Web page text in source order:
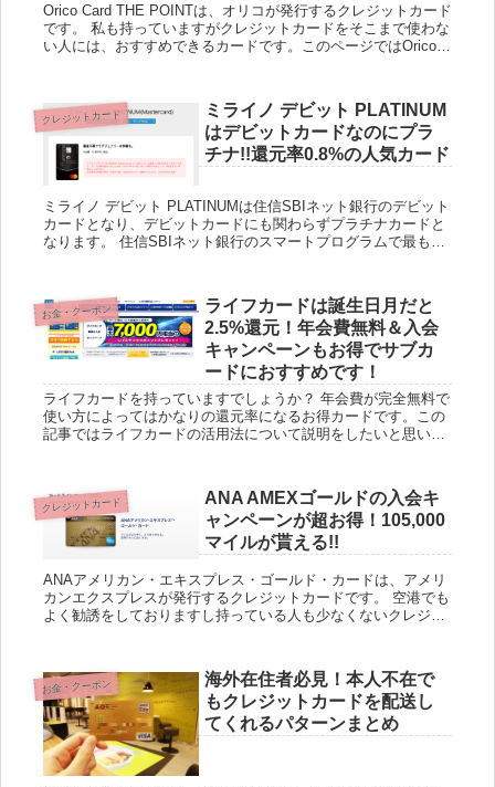
Orico Card THE POINTは、オリコが発行するクレジットカード
です。 私も持っていますがクレジットカードをそこまで使わな
い人には、おすすめできるカードです。このページではOrico
クレジットカード
ミライノ デビット PLATINUM
はデビットカードなのにプラ
チナ!!還元率0.8%の人気カード
ミライノ デビット PLATINUMは住信SBIネット銀行のデビット
カードとなり、デビットカードにも関わらずプラチナカードと
なります。 住信SBIネット銀行のスマートプログラムで最も簡
お金・クーポン
ライフカードは誕生日月だと
2.5%還元！年会費無料＆入会
キャンペーンもお得でサブカ
ードにおすすめです！
ライフカードを持っていますでしょうか？ 年会費が完全無料で
使い方によってはかなりの還元率になるお得カードです。この
記事ではライフカードの活用法について説明をしたいと思いま
クレジットカード
ANA AMEXゴールドの入会キ
ャンペーンが超お得！105,000
マイルが貰える!!
ANAアメリカン・エキスプレス・ゴールド・カードは、アメリ
カンエクスプレスが発行するクレジットカードです。 空港でも
よく勧誘をしておりますし持っている人も少なくないクレジッ
お金・クーポン
海外在住者必見！本人不在で
もクレジットカードを配送し
てくれるパターンまとめ